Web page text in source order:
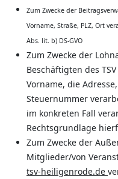
Zum Zwecke der
Vorname, Straße, PLZ, Ort
Abs. lit. b) DS-GVO
Zum Zwecke der
Beschäftigten des
Vorname, die
Steuernummer
im konkreten Fall
Rechtsgrundlage
Zum Zwecke der
Mitglieder/von
tsv-heiligenrode.de